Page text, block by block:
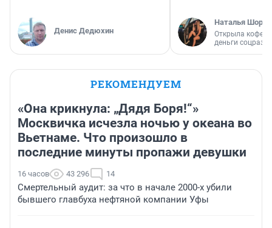
Денис Дедюхин
Наталья
Открыла
деньги
РЕКОМЕНДУЕМ
«Она крикнула: „Дядя Боря!“»
Москвичка исчезла ночью у океана во
Вьетнаме. Что произошло в
последние минуты пропажи девушки
16 часов 43 296 14
Смертельный аудит: за что в начале 2000-х убили
бывшего главбуха нефтяной компании Уфы